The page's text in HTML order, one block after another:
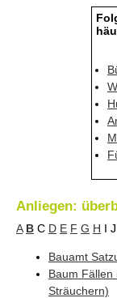
Anliegen:
A B C D E F G H I J
Bauamt
Baum Fällen
Sträuchern)